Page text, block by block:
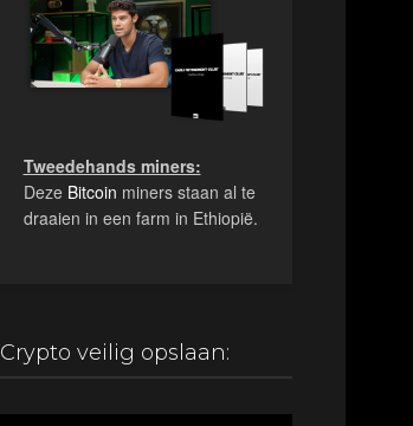
Tweedehands miners:
Deze Bitcoin miners staan al te
draaien in een farm in Ethiopië.
Crypto veilig opslaan: